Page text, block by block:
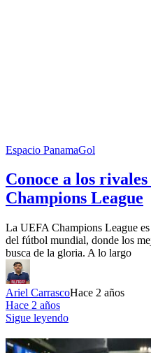
Espacio PanamaGol
Conoce a los
Champions League
La UEFA Champions League
del fútbol mundial, donde los
busca de la gloria. A lo largo
Ariel CarrascoHace 2 años
Hace 2 años
Sigue leyendo